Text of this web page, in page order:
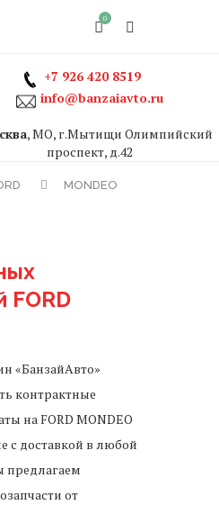
0
+7 926 420 8519
info@banzaiavto.ru
, МО, г.Мытищи Олимпийский
проспект, д.42
MONDEO
FORD
«БанзайАвто»
контрактные
на FORD MONDEO
с доставкой в любой
предлагаем
от